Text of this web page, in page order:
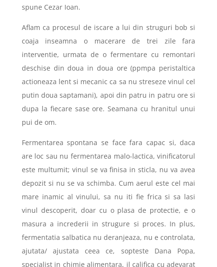
spune Cezar Ioan.
Aflam ca procesul de iscare a lui din struguri bob si
coaja inseamna o macerare de trei zile fara
interventie, urmata de o fermentare cu remontari
deschise din doua in doua ore (ppmpa peristaltica
actioneaza lent si mecanic ca sa nu streseze vinul cel
putin doua saptamani), apoi din patru in patru ore si
dupa la fiecare sase ore. Seamana cu hranitul unui
pui de om.
Fermentarea spontana se face fara capac si, daca
are loc sau nu fermentarea malo-lactica, vinificatorul
este multumit; vinul se va finisa in sticla, nu va avea
depozit si nu se va schimba. Cum aerul este cel mai
mare inamic al vinului, sa nu iti fie frica si sa lasi
vinul descoperit, doar cu o plasa de protectie, e o
masura a increderii in strugure si proces. In plus,
fermentatia salbatica nu deranjeaza, nu e controlata,
ajutata/ ajustata ceea ce, sopteste Dana Popa,
specialist in chimie alimentara, il califica cu adevarat